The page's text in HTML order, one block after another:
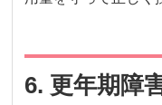
6. 更年期障